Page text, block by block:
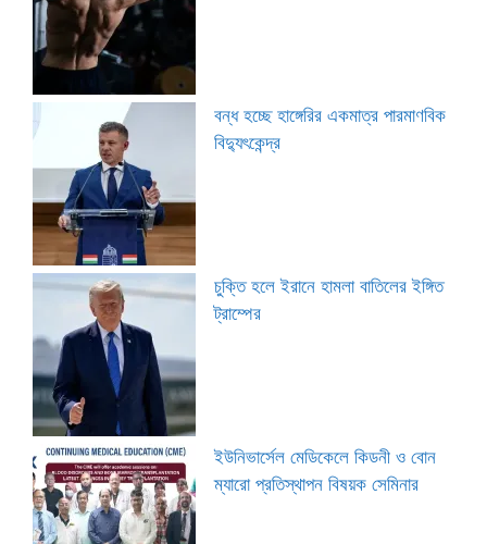
বন্ধ হচ্ছে হাঙ্গেরির একমাত্র পারমাণবিক
বিদ্যুৎকেন্দ্র
চুক্তি হলে ইরানে হামলা বাতিলের ইঙ্গিত
ট্রাম্পের
ইউনিভার্সেল মেডিকেলে কিডনী ও বোন
ম্যারো প্রতিস্থাপন বিষয়ক সেমিনার